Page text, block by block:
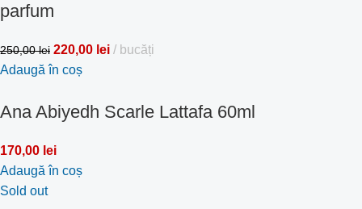
parfum
250,00lei 220,00 lei
bucăți
Adaugă în coș
Ana Abiyedh Scarle Lattafa 60ml
170,00 lei
Adaugă în coș
Sold out